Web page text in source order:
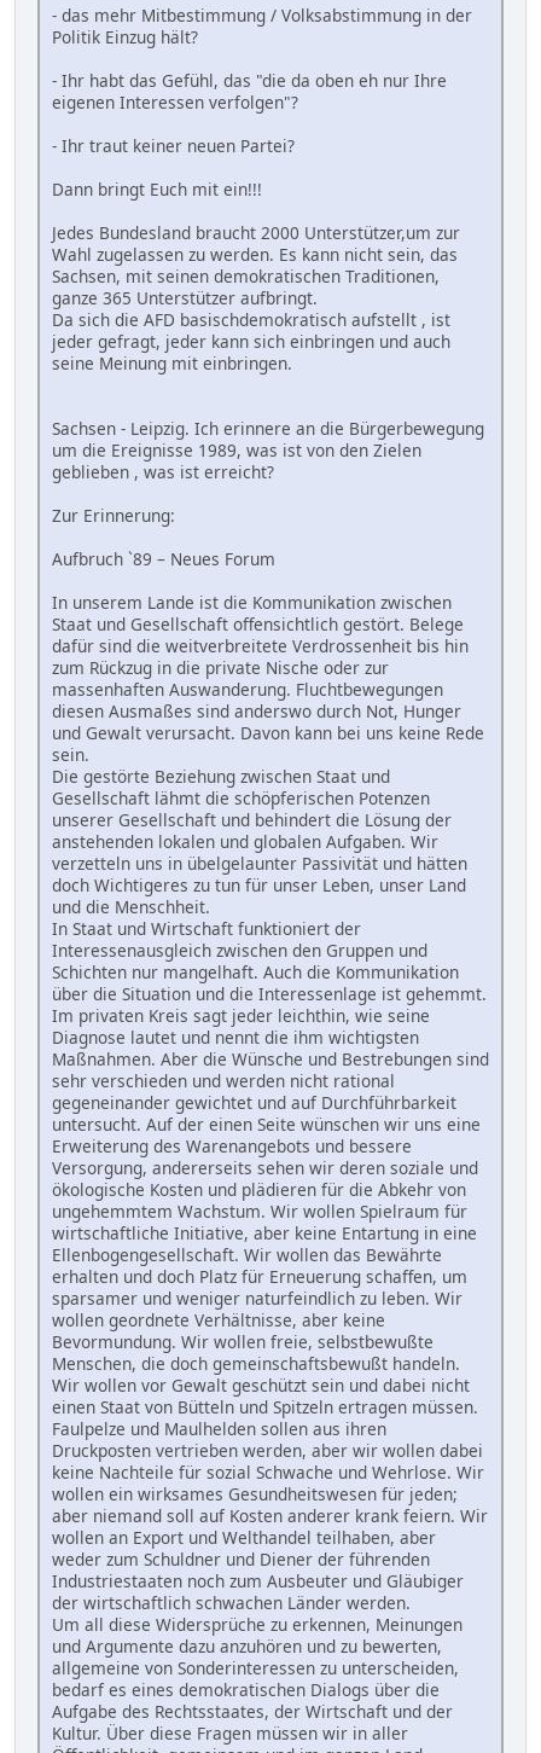
- das mehr Mitbestimmung / Volksabstimmung in der
Politik Einzug hält?
- Ihr habt das Gefühl, das "die da oben eh nur Ihre
eigenen Interessen verfolgen"?
- Ihr traut keiner neuen Partei?
Dann bringt Euch mit ein!!!
Jedes Bundesland braucht 2000 Unterstützer,um zur
Wahl zugelassen zu werden. Es kann nicht sein, das
Sachsen, mit seinen demokratischen Traditionen,
ganze 365 Unterstützer aufbringt.
Da sich die AFD basischdemokratisch aufstellt , ist
jeder gefragt, jeder kann sich einbringen und auch
seine Meinung mit einbringen.
Sachsen - Leipzig. Ich erinnere an die Bürgerbewegung
um die Ereignisse 1989, was ist von den Zielen
geblieben , was ist erreicht?
Zur Erinnerung:
Aufbruch `89 – Neues Forum
In unserem Lande ist die Kommunikation zwischen
Staat und Gesellschaft offensichtlich gestört. Belege
dafür sind die weitverbreitete Verdrossenheit bis hin
zum Rückzug in die private Nische oder zur
massenhaften Auswanderung. Fluchtbewegungen
diesen Ausmaßes sind anderswo durch Not, Hunger
und Gewalt verursacht. Davon kann bei uns keine Rede
sein.
Die gestörte Beziehung zwischen Staat und
Gesellschaft lähmt die schöpferischen Potenzen
unserer Gesellschaft und behindert die Lösung der
anstehenden lokalen und globalen Aufgaben. Wir
verzetteln uns in übelgelaunter Passivität und hätten
doch Wichtigeres zu tun für unser Leben, unser Land
und die Menschheit.
In Staat und Wirtschaft funktioniert der
Interessenausgleich zwischen den Gruppen und
Schichten nur mangelhaft. Auch die Kommunikation
über die Situation und die Interessenlage ist gehemmt.
Im privaten Kreis sagt jeder leichthin, wie seine
Diagnose lautet und nennt die ihm wichtigsten
Maßnahmen. Aber die Wünsche und Bestrebungen sind
sehr verschieden und werden nicht rational
gegeneinander gewichtet und auf Durchführbarkeit
untersucht. Auf der einen Seite wünschen wir uns eine
Erweiterung des Warenangebots und bessere
Versorgung, andererseits sehen wir deren soziale und
ökologische Kosten und plädieren für die Abkehr von
ungehemmtem Wachstum. Wir wollen Spielraum für
wirtschaftliche Initiative, aber keine Entartung in eine
Ellenbogengesellschaft. Wir wollen das Bewährte
erhalten und doch Platz für Erneuerung schaffen, um
sparsamer und weniger naturfeindlich zu leben. Wir
wollen geordnete Verhältnisse, aber keine
Bevormundung. Wir wollen freie, selbstbewußte
Menschen, die doch gemeinschaftsbewußt handeln.
Wir wollen vor Gewalt geschützt sein und dabei nicht
einen Staat von Bütteln und Spitzeln ertragen müssen.
Faulpelze und Maulhelden sollen aus ihren
Druckposten vertrieben werden, aber wir wollen dabei
keine Nachteile für sozial Schwache und Wehrlose. Wir
wollen ein wirksames Gesundheitswesen für jeden;
aber niemand soll auf Kosten anderer krank feiern. Wir
wollen an Export und Welthandel teilhaben, aber
weder zum Schuldner und Diener der führenden
Industriestaaten noch zum Ausbeuter und Gläubiger
der wirtschaftlich schwachen Länder werden.
Um all diese Widersprüche zu erkennen, Meinungen
und Argumente dazu anzuhören und zu bewerten,
allgemeine von Sonderinteressen zu unterscheiden,
bedarf es eines demokratischen Dialogs über die
Aufgabe des Rechtsstaates, der Wirtschaft und der
Kultur. Über diese Fragen müssen wir in aller